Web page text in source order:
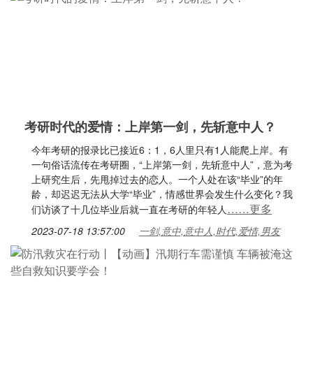
考研时代的爱情：上岸第一剑，先斩意中人？
今年考研的报录比已接近6：1，6人里只有1人能爬上岸。有
一句俗话流传在考研圈，“上岸第一剑，先斩意中人”，意为考
上研究生后，先甩掉过去的恋人。一个人处在该“毕业”的年
龄，却迟迟无法从大学“毕业”，情感世界会发生什么变化？我
们访谈了十几位毕业后就一直在考研的年轻人……更多
2023-07-18 13:57:00 一剑,意中,意中人,时代,爱情,男友